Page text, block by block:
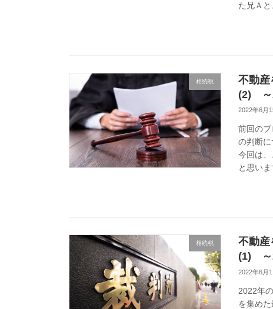
た兄Ａ
相続税
不動産
(2) ～
2022年6月
前回の
の判断に
今回は
と思いま
相続税
不動産
(1) ～
2022年6月1
2022年
を集めた